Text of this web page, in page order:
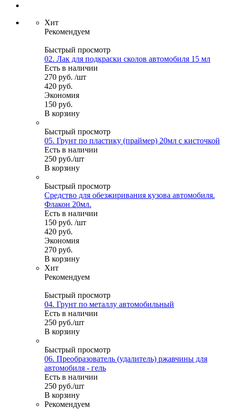
Хит
Рекомендуем
Быстрый просмотр
02. Лак для подкраски сколов автомобиля 15 мл
Есть в наличии
270 руб. /шт
420 руб.
Экономия
150 руб.
В корзину
Быстрый просмотр
05. Грунт по пластику (праймер) 20мл с кисточкой
Есть в наличии
250 руб./шт
В корзину
Быстрый просмотр
Средство для обезжиривания кузова автомобиля.
Флакон 20мл.
Есть в наличии
150 руб. /шт
420 руб.
Экономия
270 руб.
В корзину
Хит
Рекомендуем
Быстрый просмотр
04. Грунт по металлу автомобильный
Есть в наличии
250 руб./шт
В корзину
Быстрый просмотр
06. Преобразователь (удалитель) ржавчины для
автомобиля - гель
Есть в наличии
250 руб./шт
В корзину
Рекомендуем